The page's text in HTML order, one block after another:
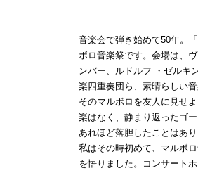
音楽会で弾き始めて50年。
ボロ音楽祭です。会場は、
ンバー、ルドルフ ・ゼルキ
楽四重奏団ら、素晴らしい
そのマルボロを友人に見せ
楽はなく、静まり返ったゴ
あれほど落胆したことはあり
私はその時初めて、マルボ
を悟りました。コンサート